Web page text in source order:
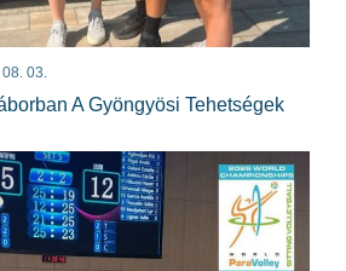
03.
A Gyöngyösi Tehetségek